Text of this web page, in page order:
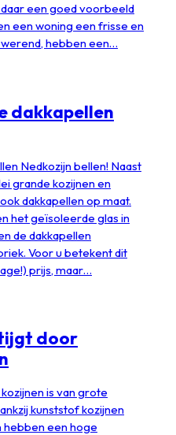
een goed voorbeeld
een woning een frisse en
hebben een…
dakkapellen
Nedkozijn bellen! Naast
grande kozijnen en
dakkapellen op maat.
het geïsoleerde glas in
de dakkapellen
Voor u betekent dit
prijs, maar…
door
is van grote
kunststof kozijnen
hebben een hoge